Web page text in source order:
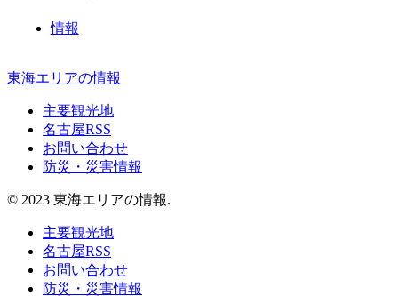
情報
東海エリアの情報
主要観光地
名古屋RSS
お問い合わせ
防災・災害情報
© 2023 東海エリアの情報.
主要観光地
名古屋RSS
お問い合わせ
防災・災害情報